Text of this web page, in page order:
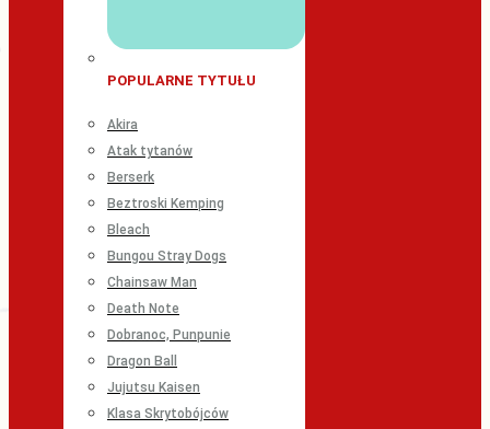
POPULARNE TYTUŁU
Akira
Atak tytanów
Berserk
Beztroski Kemping
Bleach
Bungou Stray Dogs
Chainsaw Man
Death Note
Dobranoc, Punpunie
Dragon Ball
Jujutsu Kaisen
Klasa Skrytobójców